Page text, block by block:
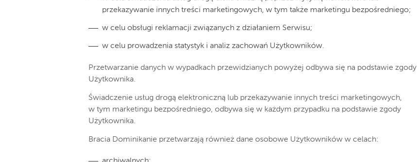
przekazywanie innych treści marketingowych, w tym także marketingu bezpośredniego;
w celu obsługi reklamacji związanych z działaniem Serwisu;
w celu prowadzenia statystyk i analiz zachowań Użytkowników.
Przetwarzanie danych w wypadkach przewidzianych powyżej odbywa się na podstawie zgody
Użytkownika.
Świadczenie usług drogą elektroniczną lub przekazywanie innych treści marketingowych,
w tym marketingu bezpośredniego, odbywa się w każdym przypadku na podstawie zgody
Użytkownika.
Bracia Dominikanie przetwarzają również dane osobowe Użytkowników w celach: